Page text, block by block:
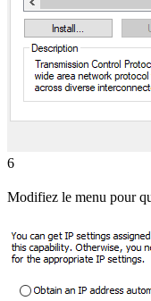
6
Modifiez le menu pour